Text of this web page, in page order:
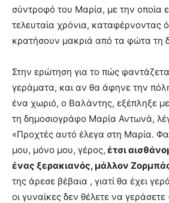
σύντροφό του Μαρία, με την οποία
τελευταία χρόνια, καταφέρνοντας
κρατήσουν μακριά από τα φώτα τη
Στην ερώτηση για το πώς
γεράματα, και αν θα άφηνε την
ένα χωριό, ο Βαλάντης, εξέπληξε
τη δημοσιογράφο Μαρία Αντωνά,
«Προχτές αυτό έλεγα στη Μαρία.
μου, μόνο μου, γέρος, έτσι
ένας ξερακιανός, μάλλον
της άρεσε βέβαια , γιατί θα έχει
οι γυναίκες δεν θέλετε να γεράσετε